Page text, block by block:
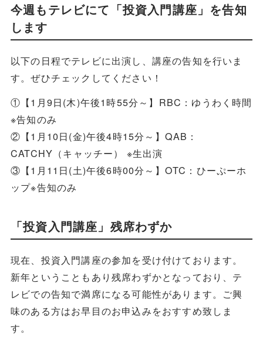
今週もテレビにて「投資入門講座」を告知
します
以下の日程でテレビに出演し、講座の告知を行いま
す。ぜひチェックしてください！
①【1月9日(木)午後1時55分～】RBC：ゆうわく時間
※告知のみ
②【1月10日(金)午後4時15分～】QAB：
CATCHY（キャッチー） ※生出演
③【1月11日(土)午後6時00分～】OTC：ひーぷーホ
ップ※告知のみ
「投資入門講座」残席わずか
現在、投資入門講座の参加を受け付けております。
新年ということもあり残席わずかとなっており、テ
レビでの告知で満席になる可能性があります。ご興
味のある方はお早目のお申込みをおすすめ致しま
す。